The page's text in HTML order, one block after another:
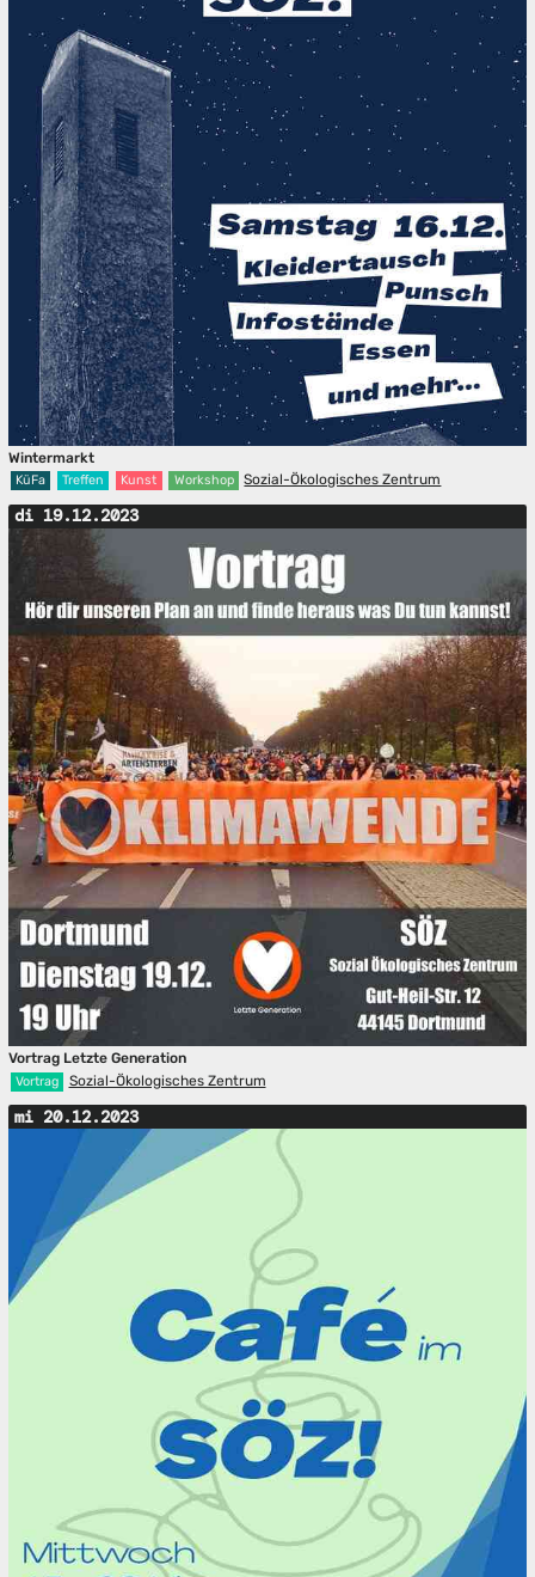
Wintermarkt
KüFa Treffen Kunst Workshop Sozial-Ökologisches Zentrum
di 19.12.2023
Vortrag Letzte Generation
Vortrag Sozial-Ökologisches Zentrum
mi 20.12.2023